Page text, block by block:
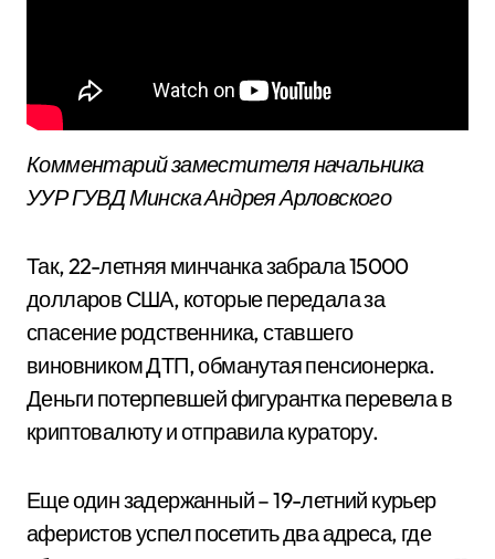
Комментарий заместителя начальника
УУР ГУВД Минска Андрея Арловского
Так, 22-летняя минчанка забрала 15000
долларов США, которые передала за
спасение родственника, ставшего
виновником ДТП, обманутая пенсионерка.
Деньги потерпевшей фигурантка перевела в
криптовалюту и отправила куратору.
Еще один задержанный – 19-летний курьер
аферистов успел посетить два адреса, где